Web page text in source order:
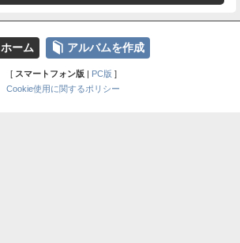
ホーム 📕 アルバムを作成
[ スマートフォン版| PC版 ]
Cookie使用に関するポリシー